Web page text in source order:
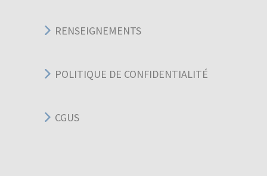
RENSEIGNEMENTS
POLITIQUE DE CONFIDENTIALITÉ
CGUS